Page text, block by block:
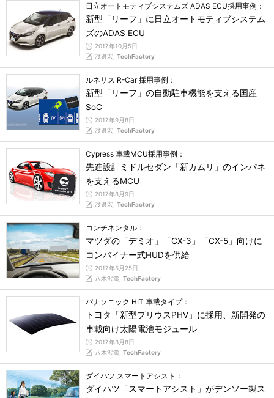
日立オートモティブシステムズ ADAS ECU採用事例：
新型「リーフ」に日立オートモティブシステム
ズのADAS ECU
2017年10月5日
渡邊宏, TechFactory
ルネサス R-Car 採用事例：
新型「リーフ」の自動駐車機能を支える国産
SoC
2017年9月8日
渡邊宏, TechFactory
Cypress 車載MCU採用事例：
先進設計ミドルセダン「新カムリ」のインパネ
を支えるMCU
2017年8月9日
渡邊宏, TechFactory
コンチネンタル：
マツダの「デミオ」「CX-3」「CX-5」向けに
コンバイナー式HUDを供給
2017年5月25日
八木沢篤, TechFactory
パナソニック HIT 車載タイプ：
トヨタ「新型プリウスPHV」に採用、新開発の
車載向け太陽電池モジュール
2017年3月8日
八木沢篤, TechFactory
ダイハツ スマートアシスト：
ダイハツ「スマートアシスト」がデンソー製ス